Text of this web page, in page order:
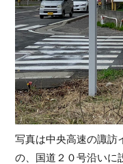
写真は中央高速の諏訪
の、国道２０号沿いに